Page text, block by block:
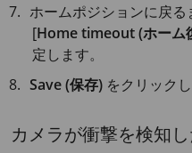
ホームポジションに戻る
[Home timeout (ホーム
定します。
Save (保存) をクリックし
カメラが衝撃を検知